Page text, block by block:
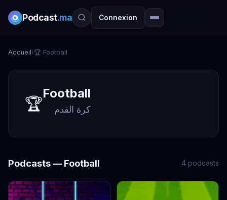
Podcast.ma Connexion
Accueil›🏆 Football
🏆
Football
كرة القدم
Podcasts — Football 4 podcasts